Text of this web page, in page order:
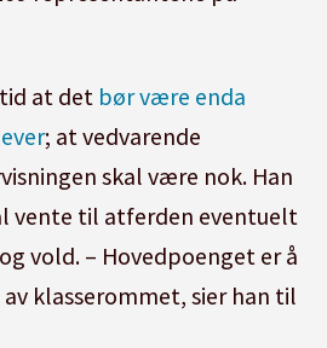
at det bør være enda
; at vedvarende
skal være nok. Han
vente til atferden eventuelt
vold. – Hovedpoenget er å
klasserommet, sier han til